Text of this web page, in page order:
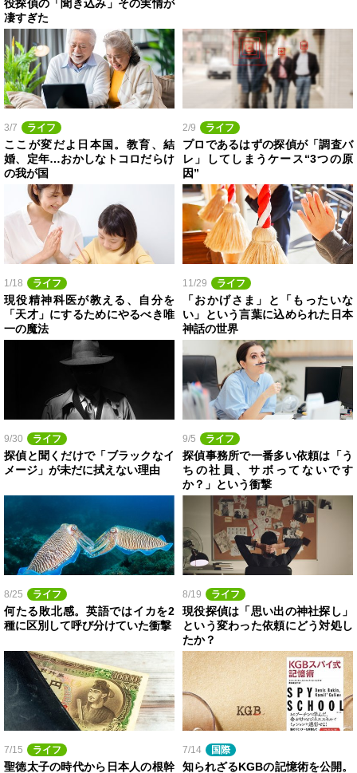
役探偵の「聞き込み」その実情が
凄すぎた
3/7 ライフ
ここが変だよ日本国。教育、結
婚、定年…おかしなトコロだらけ
の我が国
2/9 ライフ
プロであるはずの探偵が「調査バ
レ」してしまうケース“3つの原
因”
1/18 ライフ
現役精神科医が教える、自分を
「天才」にするためにやるべき唯
一の魔法
11/29 ライフ
「おかげさま」と「もったいな
い」という言葉に込められた日本
神話の世界
9/30 ライフ
探偵と聞くだけで「ブラックなイ
メージ」が未だに拭えない理由
9/5 ライフ
探偵事務所で一番多い依頼は「う
ちの社員、サボってないです
か？」という衝撃
8/25 ライフ
何たる敗北感。英語ではイカを2
種に区別して呼び分けていた衝撃
8/19 ライフ
現役探偵は「思い出の神社探し」
という変わった依頼にどう対処し
たか？
7/15 ライフ
聖徳太子の時代から日本人の根幹
7/14 国際
知られざるKGBの記憶術を公開。